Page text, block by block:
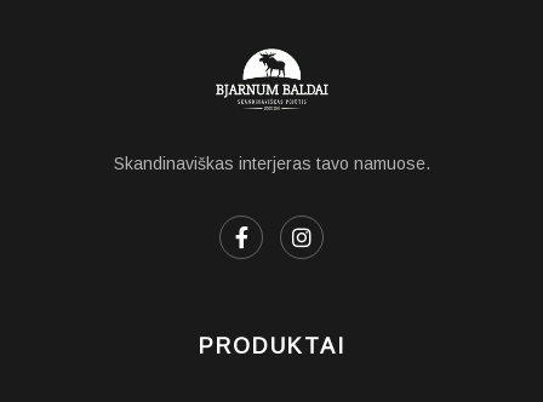
Skandinaviškas interjeras tavo namuose.
PRODUKTAI